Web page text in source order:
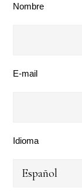
Nombre
E-mail
Idioma